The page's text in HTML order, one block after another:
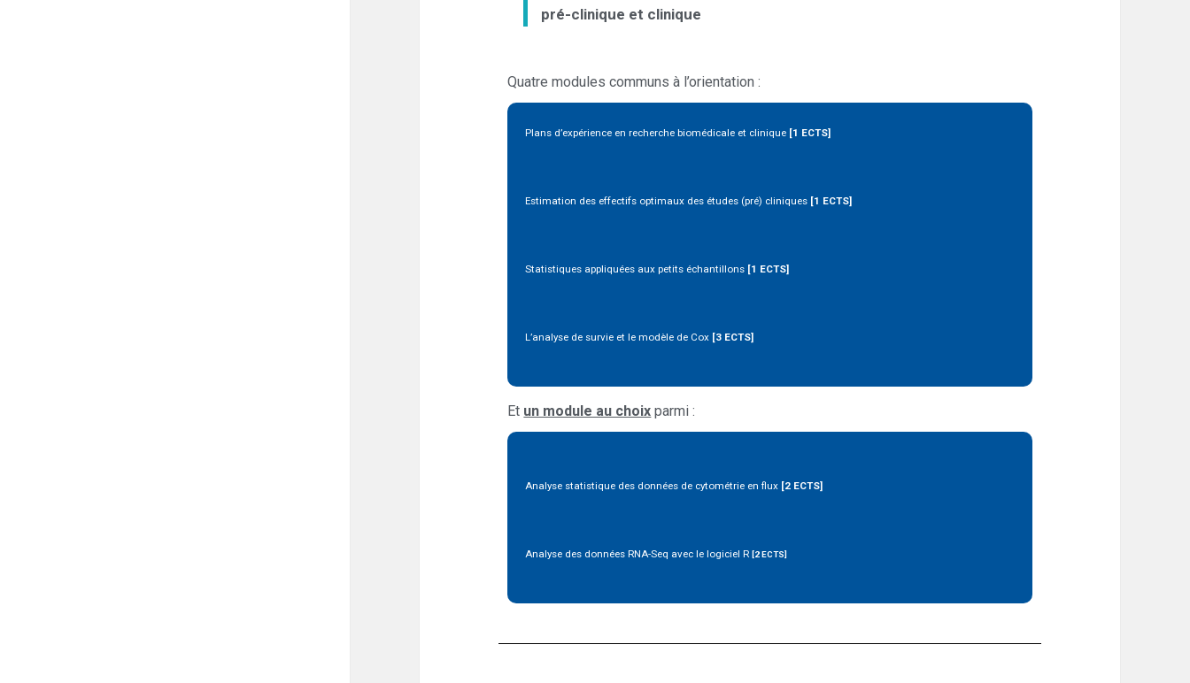
pré-clinique et clinique
Quatre modules communs à l’orientation :
Plans d’expérience en recherche biomédicale et clinique [1 ECTS]
Estimation des effectifs optimaux des études (pré) cliniques [1 ECTS]
Statistiques appliquées aux petits échantillons [1 ECTS]
L’analyse de survie et le modèle de Cox [3 ECTS]
Et un module au choix parmi :
Analyse statistique des données de cytométrie en flux [2 ECTS]
Analyse des données RNA-Seq avec le logiciel R[2 ECTS]